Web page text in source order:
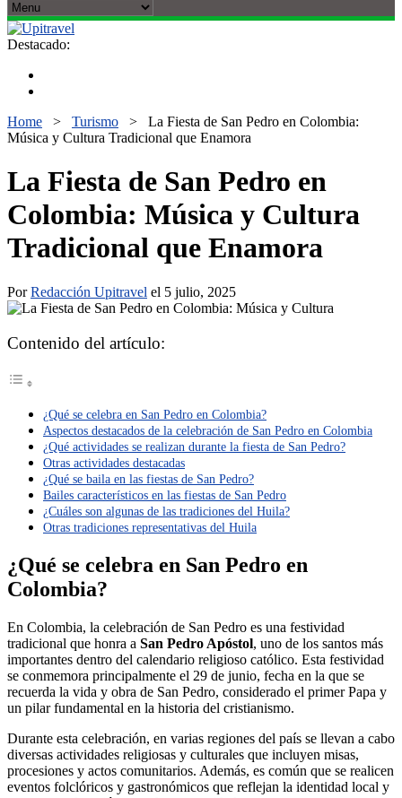
Destacado:
Home > Turismo > La Fiesta de San Pedro en Colombia:
Música y Cultura Tradicional que Enamora
La Fiesta de San Pedro en
Colombia: Música y Cultura
Tradicional que Enamora
PorRedacción Upitravel el 5 julio, 2025
Contenido del artículo:
¿Qué se celebra en San Pedro en Colombia?
Aspectos destacados de la celebración de San Pedro en Colombia
¿Qué actividades se realizan durante la fiesta de San Pedro?
Otras actividades destacadas
¿Qué se baila en las fiestas de San Pedro?
Bailes característicos en las fiestas de San Pedro
¿Cuáles son algunas de las tradiciones del Huila?
Otras tradiciones representativas del Huila
¿Qué se celebra en San Pedro en
Colombia?
En Colombia, la celebración de San Pedro es una festividad
tradicional que honra a San Pedro Apóstol, uno de los santos más
importantes dentro del calendario religioso católico. Esta festividad
se conmemora principalmente el 29 de junio, fecha en la que se
recuerda la vida y obra de San Pedro, considerado el primer Papa y
un pilar fundamental en la historia del cristianismo.
Durante esta celebración, en varias regiones del país se llevan a cabo
diversas actividades religiosas y culturales que incluyen misas,
procesiones y actos comunitarios. Además, es común que se realicen
eventos folclóricos y gastronómicos que reflejan la identidad local y